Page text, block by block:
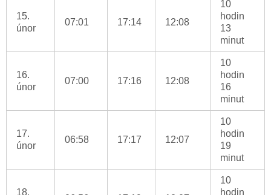
15.
únor
07:01 17:14 12:08
10
hodin
13
minut
16.
únor
07:00 17:16 12:08
10
hodin
16
minut
17.
únor
06:58 17:17 12:07
10
hodin
19
minut
18.
10
hodin